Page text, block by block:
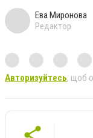
Ева Миронова
Редактор
Авторизуйтесь, щоб